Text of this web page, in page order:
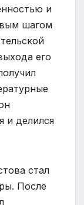
и
шагом
его
и делился
стал
После